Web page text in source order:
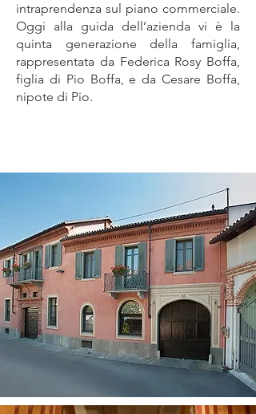
intraprendenza sul piano commerciale.
Oggi alla guida dell’azienda vi è la
quinta generazione della famiglia,
rappresentata da Federica Rosy Boffa,
figlia di Pio Boffa, e da Cesare Boffa,
nipote di Pio.